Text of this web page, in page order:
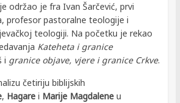
održao je fra Ivan Šarčević, prvi
profesor pastoralne teologije i
teologiji. Na početku je rekao
Kateheta i granice
i granice objave, vjere i granice Crkve.
četiriju biblijskih
, Hagarei Marije Magdaleneu